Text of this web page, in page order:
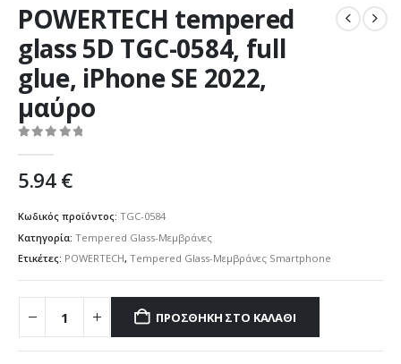
POWERTECH tempered
glass 5D TGC-0584, full
glue, iPhone SE 2022,
μαύρο
5.94€
Κωδικός προϊόντος: TGC-0584
Κατηγορία: Tempered Glass-Μεμβράνες
Ετικέτες: POWERTECH, Tempered Glass-Μεμβράνες Smartphone
ΠΡΟΣΘΉΚΗ ΣΤΟ ΚΑΛΆΘΙ